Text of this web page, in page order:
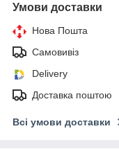
Умови доставки
Нова Пошта
Самовивіз
Delivery
Доставка поштою
Всі умови доставки